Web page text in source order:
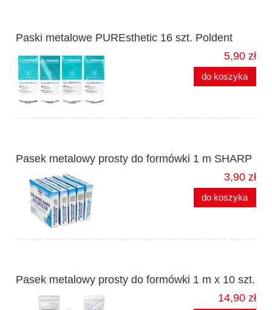
Paski metalowe PUREsthetic 16 szt. Poldent
5,90 zł
do koszyka
Pasek metalowy prosty do formówki 1 m SHARP
3,90 zł
do koszyka
Pasek metalowy prosty do formówki 1 m x 10 szt.
14,90 zł